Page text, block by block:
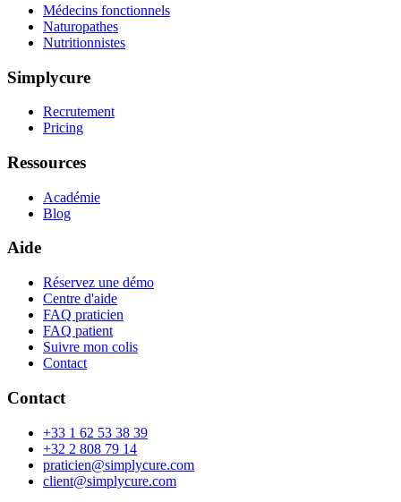
Médecins fonctionnels
Naturopathes
Nutritionnistes
Simplycure
Recrutement
Pricing
Ressources
Académie
Blog
Aide
Réservez une démo
Centre d'aide
FAQ praticien
FAQ patient
Suivre mon colis
Contact
Contact
+33 1 62 53 38 39
+32 2 808 79 14
praticien@simplycure.com
client@simplycure.com